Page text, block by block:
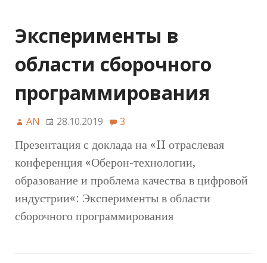
Эксперименты в
области сборочного
программирования
AN 28.10.2019 3
Презентация с доклада на «II отраслевая
конференция «Оберон-технологии,
образование и проблема качества в цифровой
индустрии«: Эксперименты в области
сборочного программирования